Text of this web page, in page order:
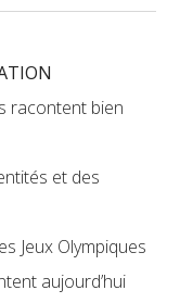
racontent bien
et des
Jeux Olympiques
aujourd’hui